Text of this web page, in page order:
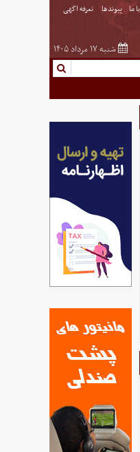
ما پیوندها تعرفه اگهی
شنبه ۱۷ مرداد ۱۴۰۵